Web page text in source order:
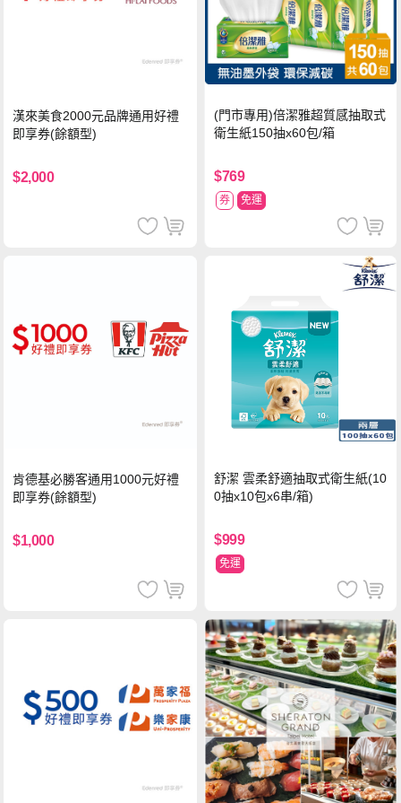
漢來美食2000元品牌通用好禮
即享券(餘額型)
$2,000
(門市專用)倍潔雅超質感抽取式
衛生紙150抽x60包/箱
$769
券 免運
肯德基必勝客通用1000元好禮
即享券(餘額型)
$1,000
舒潔 雲柔舒適抽取式衛生紙(10
0抽x10包x6串/箱)
$999
免運